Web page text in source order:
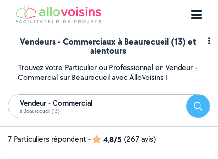
Vendeurs - Commerciaux à Beaurecueil (13) et
alentours
Trouvez votre Particulier ou Professionnel en Vendeur -
Commercial sur Beaurecueil avec AlloVoisins !
Vendeur - Commercial
à Beaurecueil (13)
7 Particuliers répondent- 4,8/5 (267 avis)